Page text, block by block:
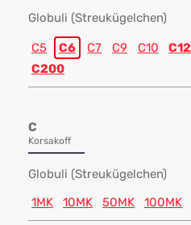
Globuli (Streukügelchen)
C5 C6 C7 C9 C10 C12
C200
C
Korsakoff
Globuli (Streukügelchen)
1MK
10MK 50MK 100MK